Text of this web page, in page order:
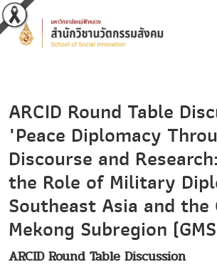
ARCID Round Table
"Peace Diplomacy
Discourse and
the Role of Military
Southeast Asia and the
Mekong Subregion
ARCID Round Table Discussion